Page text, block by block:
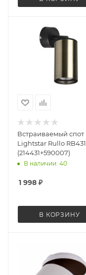
Встраиваемый спот
Lightstar Rullo RB431
(214431+590007)
В наличии: 40
1 998 ₽
В КОРЗИНУ